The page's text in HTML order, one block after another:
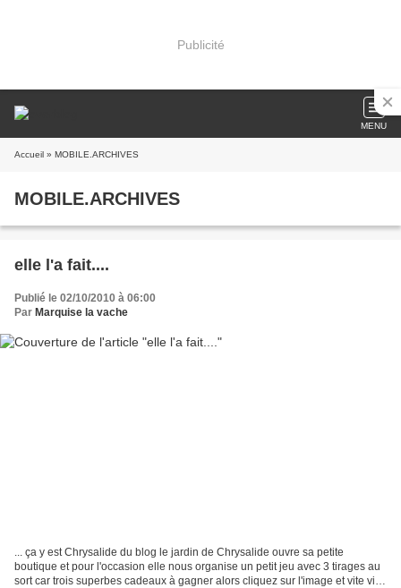
Publicité
MENU
Accueil » MOBILE.ARCHIVES
MOBILE.ARCHIVES
elle l'a fait....
Publié le 02/10/2010 à 06:00
Par Marquise la vache
... ça y est Chrysalide du blog le jardin de Chrysalide ouvre sa petite
boutique et pour l'occasion elle nous organise un petit jeu avec 3 tirages au
sort car trois superbes cadeaux à gagner alors cliquez sur l'image et vite vite